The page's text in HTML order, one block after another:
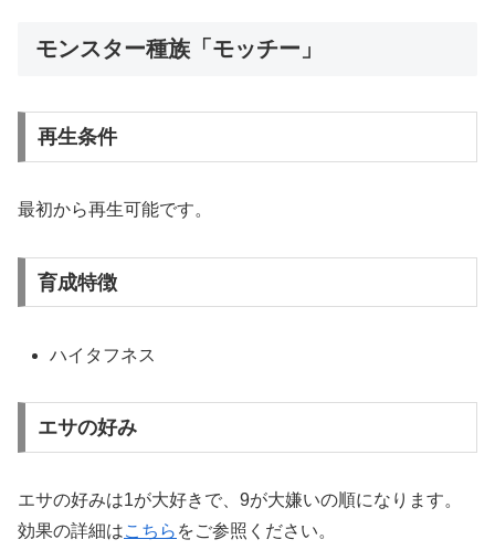
モンスター種族「モッチー」
再生条件
最初から再生可能です。
育成特徴
ハイタフネス
エサの好み
エサの好みは1が大好きで、9が大嫌いの順になります。
効果の詳細はこちら をご参照ください。